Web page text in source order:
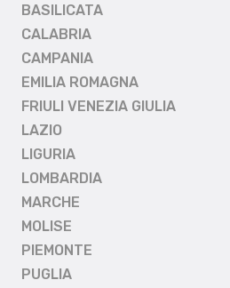
BASILICATA
CALABRIA
CAMPANIA
EMILIA ROMAGNA
FRIULI VENEZIA GIULIA
LAZIO
LIGURIA
LOMBARDIA
MARCHE
MOLISE
PIEMONTE
PUGLIA